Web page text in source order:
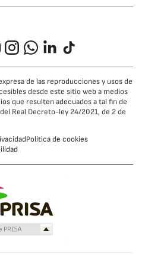
InstagramWhatsappLinkedIn
TikTok
de las reproducciones y usos de
desde este sitio web a medios
que resulten adecuados a tal fin de
Real Decreto-ley 24/2021, de 2 de
Política de cookies